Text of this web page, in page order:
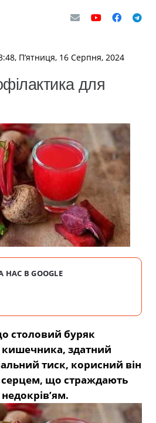
П’ятниця, 16 Серпня, 2024
для
В GOOGLE
столовий буряк
здатний
тиск, корисний він
що страждають